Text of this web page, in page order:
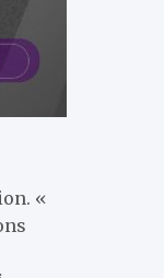
«